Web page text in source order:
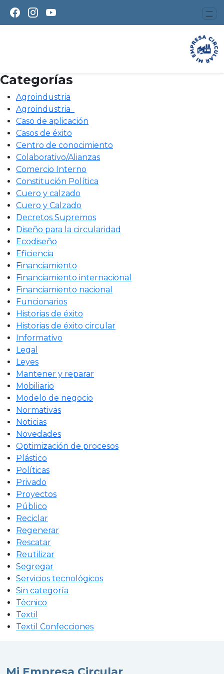
Ecodiseño
Ups!, no hay entradas.
Categorías
Agroindustria
Agroindustria_
Caso de aplicación
Casos de éxito
Centro de conocimiento
Colaborativo/Alianzas
Comercio Interno
Constitución Política
Cuero y calzado
Cuero y Calzado
Decretos Supremos
Diseño para la circularidad
Ecodiseño
Eficiencia
Financiamiento
Financiamiento internacional
Financiamiento nacional
Funcionarios
Historias de éxito
Historias de éxito circular
Informativo
Legal
Leyes
Mantener y reparar
Mobiliario
Modelo de negocio
Normativas
Noticias
Novedades
Optimización de procesos
Plástico
Políticas
Privado
Proyectos
Público
Reciclar
Regenerar
Rescatar
Reutilizar
Segregar
Servicios tecnológicos
Sin categoría
Técnico
Textil
Textil Confecciones